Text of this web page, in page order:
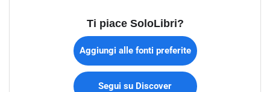
Ti piace SoloLibri?
Aggiungi alle fonti preferite
Segui su Discover